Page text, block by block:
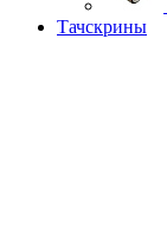
Тачскрины